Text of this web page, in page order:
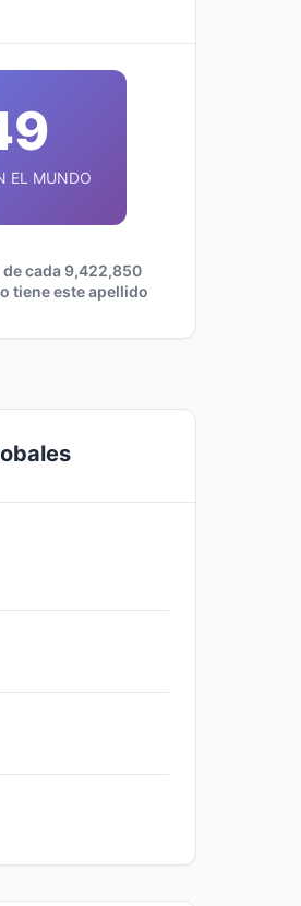
EL MUNDO
cada 9,422,850
tiene este apellido